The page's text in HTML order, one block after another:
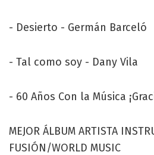
- Desierto - Germán Barceló
- Tal como soy - Dany Vila
- 60 Años Con la Música
MEJOR ÁLBUM ARTISTA
FUSIÓN/WORLD MUSIC